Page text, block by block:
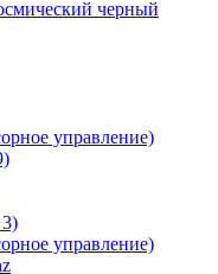
черный
управление)
управление)